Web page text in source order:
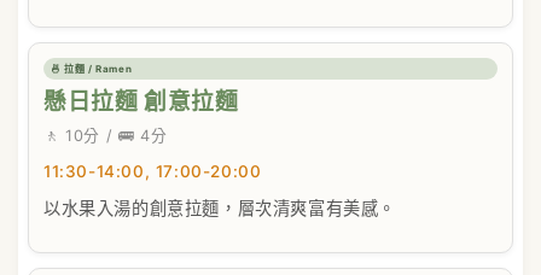
🍜 拉麵 / Ramen
懸日拉麵 創意拉麵
🚶 10分 / 🚌 4分
11:30-14:00, 17:00-20:00
以水果入湯的創意拉麵，層次清爽富有美感。